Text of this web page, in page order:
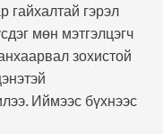
гайхалтай гэрэл
мөн мэтгэлцэгч
зохистой
Иймээс бүхнээс